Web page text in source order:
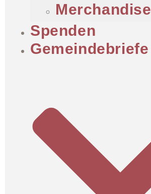
Merchandise
Spenden
Gemeindebriefe